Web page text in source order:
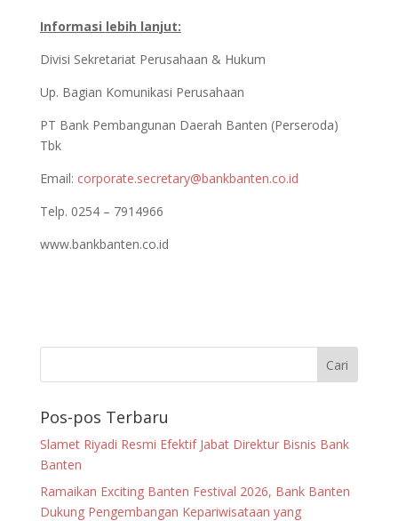
Informasi lebih lanjut:
Divisi Sekretariat Perusahaan & Hukum
Up. Bagian Komunikasi Perusahaan
PT Bank Pembangunan Daerah Banten (Perseroda)
Tbk
Email: corporate.secretary@bankbanten.co.id
Telp. 0254 – 7914966
www.bankbanten.co.id
Pos-pos Terbaru
Slamet Riyadi Resmi Efektif Jabat Direktur Bisnis Bank
Banten
Ramaikan Exciting Banten Festival 2026, Bank Banten
Dukung Pengembangan Kepariwisataan yang